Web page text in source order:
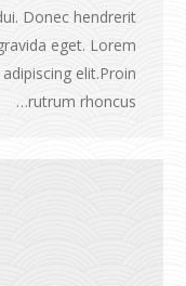
Donec hendrerit
eget. Lorem
elit.Proin
rutrum rhoncus…